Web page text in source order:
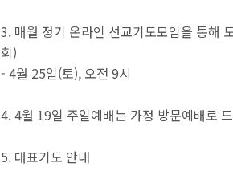
3. 매월 정기 온라인 선교기도모임을 통해
회)
- 4월 25일(토), 오전 9시
4. 4월 19일 주일예배는 가정 방문예배로
5. 대표기도 안내